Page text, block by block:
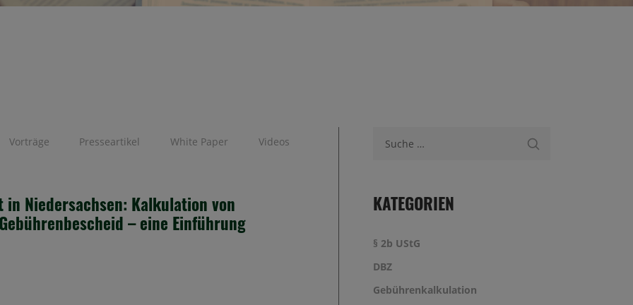
Vorträge Presseartikel White Paper Videos
Niedersachsen: Kalkulation von
– eine Einführung
KATEGORIEN
§ 2b UStG
DBZ
Gebührenkalkulation